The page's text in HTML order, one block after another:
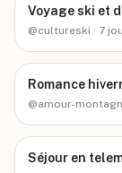
Voyage ski et
@cultureski · 7
Romance
@amour-
Séjour en